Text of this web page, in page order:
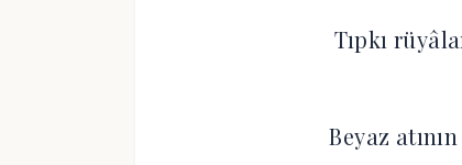
Tıpkı
Beyaz